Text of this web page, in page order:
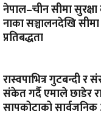
नेपाल–चीन सीमा
नाका सञ्चालनदेखि
प्रतिबद्धता
रास्वपाभित्र गुटबन्दी र
संकेत गर्दै एमाले छाडेर
सापकोटाको सार्वजनिक